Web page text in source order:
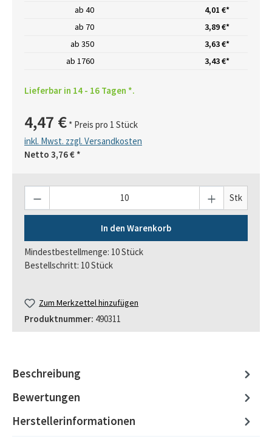
ab 40
4,01 €*
ab 70
3,89 €*
ab 350
3,63 €*
ab 1760 3,43 €*
Lieferbar in 14 - 16 Tagen *.
4,47 € * Preis pro 1 Stück
inkl. Mwst. zzgl. Versandkosten
Netto 3,76 € *
Stk
In den Warenkorb
Mindestbestellmenge: 10 Stück
Bestellschritt: 10 Stück
Zum Merkzettel hinzufügen
Produktnummer: 490311
Beschreibung
Bewertungen
Herstellerinformationen